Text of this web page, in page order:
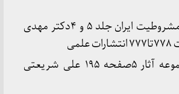
۴-تاریخ انقلاب مشروطیت ایران جلد ۵ و ۴دکتر مهدی
۵-ماو اقبال مجموعه آثار ۵صفحه ۱۹۵ علی شریعتی